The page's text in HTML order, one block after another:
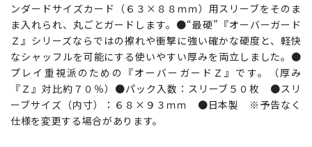
ンダードサイズカード（６３×８８ｍｍ）用スリーブをそのま
ま入れられ、丸ごとガードします。●“最硬”『オーバーガード
Ｚ』シリーズならではの擦れや衝撃に強い確かな硬度と、軽快
なシャッフルを可能にする使いやすい厚みを両立しました。●
プレイ重視派のための『オーバーガードＺ』です。（厚み
『Ｚ』対比約７０％）●パック入数：スリーブ５０枚 ●スリ
ーブサイズ（内寸）：６８×９３ｍｍ ●日本製 ※予告なく
仕様を変更する場合があります。